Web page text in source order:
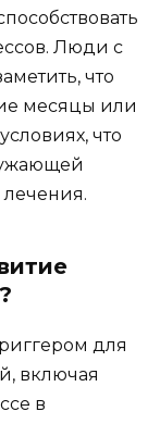
Люди с
что
месяцы или
что
лечения.
для
включая
в